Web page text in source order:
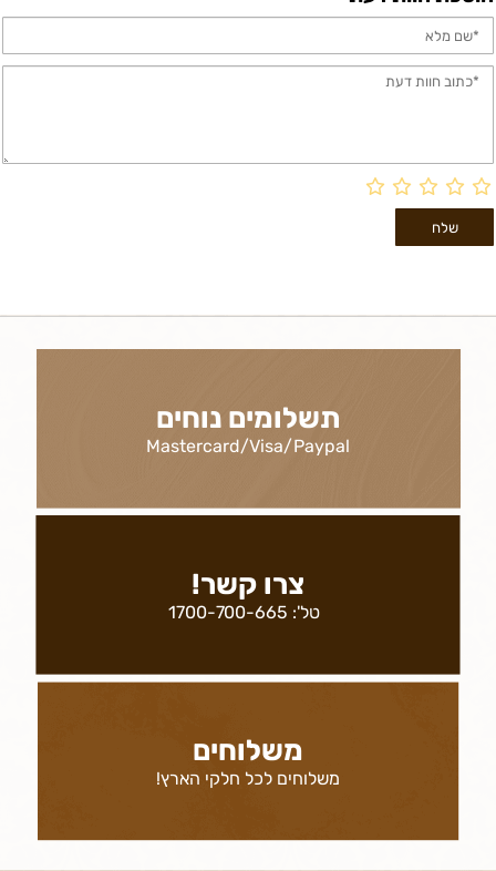
תשלומים נוחים
Mastercard/Visa/Paypal
צרו קשר!
טל': 1700-700-665
משלוחים
משלוחים לכל חלקי הארץ!